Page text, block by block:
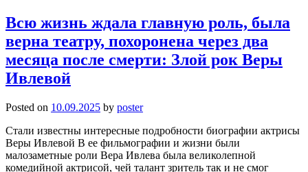
Всю жизнь ждала главную роль, была
верна театру, похоронена через два
месяца после смерти: Злой рок Веры
Ивлевой
Posted on 10.09.2025 by poster
Стали известны интересные подробности биографии актрисы
Веры Ивлевой В ее фильмографии и жизни были
малозаметные роли Вера Ивлева была великолепной
комедийной актрисой, чей талант зритель так и не смог